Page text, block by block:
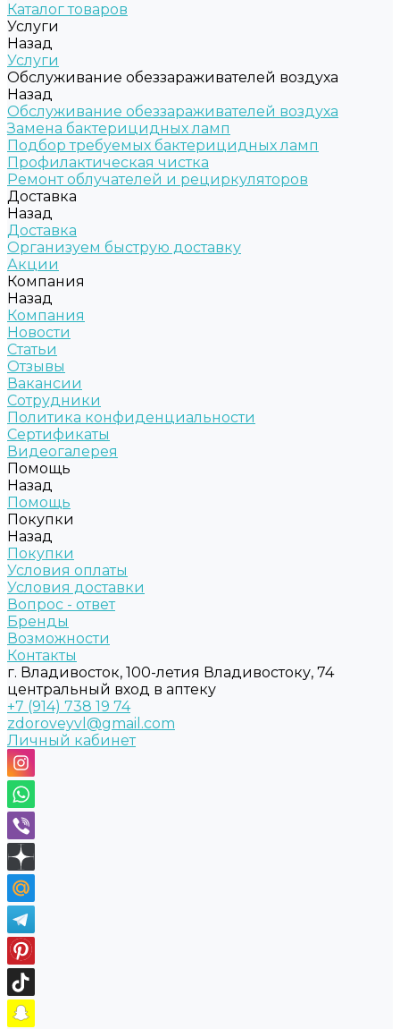
Каталог товаров
Услуги
Назад
Услуги
Обслуживание обеззараживателей воздуха
Назад
Обслуживание обеззараживателей воздуха
Замена бактерицидных ламп
Подбор требуемых бактерицидных ламп
Профилактическая чистка
Ремонт облучателей и рециркуляторов
Доставка
Назад
Доставка
Организуем быструю доставку
Акции
Компания
Назад
Компания
Новости
Статьи
Отзывы
Вакансии
Сотрудники
Политика конфиденциальности
Сертификаты
Видеогалерея
Помощь
Назад
Помощь
Покупки
Назад
Покупки
Условия оплаты
Условия доставки
Вопрос - ответ
Бренды
Возможности
Контакты
г. Владивосток, 100-летия Владивостоку, 74
центральный вход в аптеку
+7 (914) 738 19 74
zdoroveyvl@gmail.com
Личный кабинет